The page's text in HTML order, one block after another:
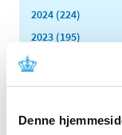
Denne
2024 (224)
2023 (195)
2022 (197)
2019 (159)